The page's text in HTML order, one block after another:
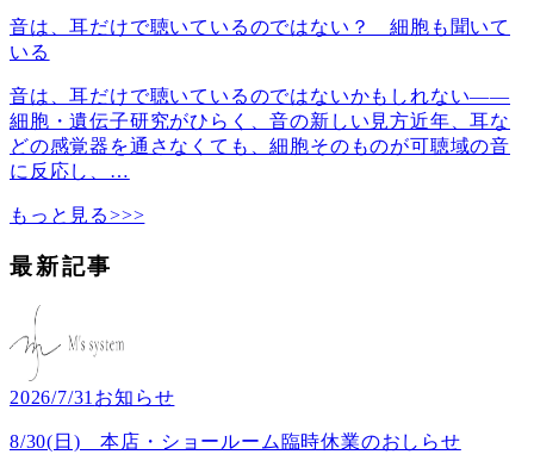
音は、耳だけで聴いているのではない？ 細胞も聞いて
いる
音は、耳だけで聴いているのではないかもしれない――
細胞・遺伝子研究がひらく、音の新しい見方近年、耳な
どの感覚器を通さなくても、細胞そのものが可聴域の音
に反応し、 …
もっと見る>>>
最新記事
2026/7/31 お知らせ
8/30(日) 本店・ショールーム臨時休業のおしらせ